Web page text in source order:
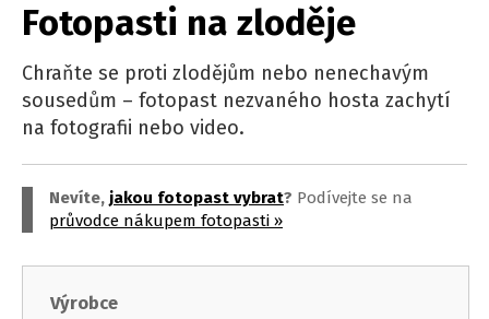
Fotopasti na zloděje
Chraňte se proti zlodějům nebo nenechavým
sousedům – fotopast nezvaného hosta zachytí
na fotografii nebo video.
Nevíte, jakou fotopast vybrat? Podívejte se na
průvodce nákupem fotopasti »
Výrobce